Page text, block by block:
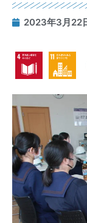
2023年3月22